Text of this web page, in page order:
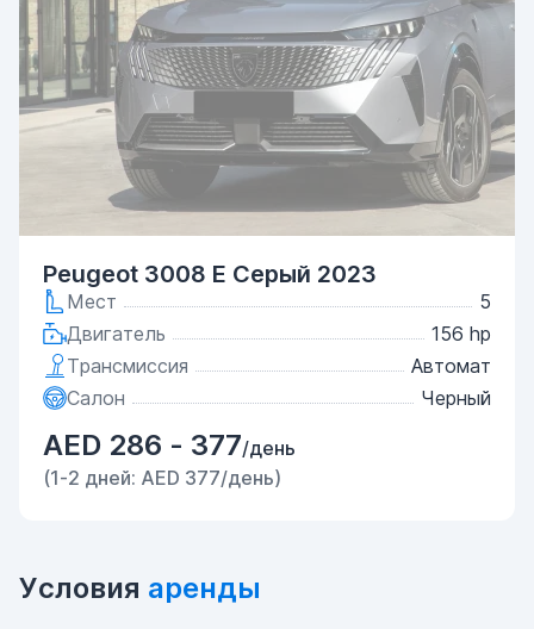
Peugeot 3008 E Серый 2023
Мест
5
Двигатель
156 hp
Трансмиссия
Автомат
Салон
Черный
AED 286 - 377/день
(1-2 дней: AED 377/день)
Условия аренды